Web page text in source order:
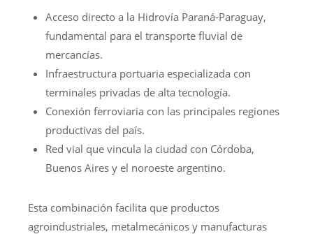
Acceso directo a la Hidrovía Paraná-Paraguay,
fundamental para el transporte fluvial de
mercancías.
Infraestructura portuaria especializada con
terminales privadas de alta tecnología.
Conexión ferroviaria con las principales regiones
productivas del país.
Red vial que vincula la ciudad con Córdoba,
Buenos Aires y el noroeste argentino.
Esta combinación facilita que productos
agroindustriales, metalmecánicos y manufacturas